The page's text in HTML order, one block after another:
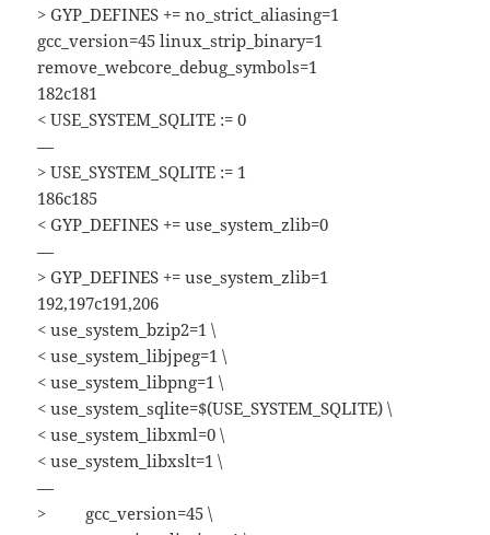
> GYP_DEFINES += no_strict_aliasing=1
gcc_version=45 linux_strip_binary=1
remove_webcore_debug_symbols=1
182c181
< USE_SYSTEM_SQLITE := 0
—
> USE_SYSTEM_SQLITE := 1
186c185
< GYP_DEFINES += use_system_zlib=0
—
> GYP_DEFINES += use_system_zlib=1
192,197c191,206
< use_system_bzip2=1 \
< use_system_libjpeg=1 \
< use_system_libpng=1 \
< use_system_sqlite=$(USE_SYSTEM_SQLITE) \
< use_system_libxml=0 \
< use_system_libxslt=1 \
—
> gcc_version=45 \